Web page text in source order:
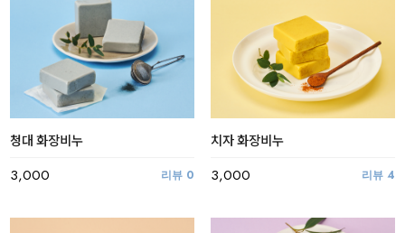
청대 화장비누
3,000 리뷰 0
치자 화장비누
3,000 리뷰 4